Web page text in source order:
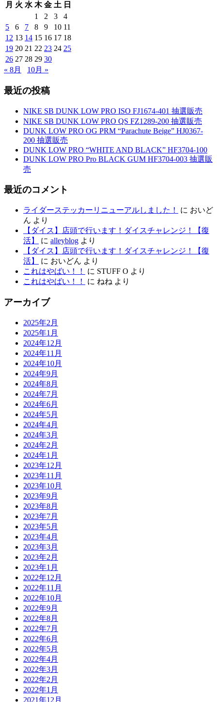
月 火 水 木 金 土 日
1
2 3
4
5
6 7 8 9 10 11
12 13 14 15 16 17 18
19 20 21 22 23 24 25
26 27 28 29 30
« 8月
10月 »
最近の投稿
NIKE SB DUNK LOW PRO ISO FJ1674-401 抽選販売
NIKE SB DUNK LOW PRO QS FZ1289-200 抽選販売
DUNK LOW PRO OG PRM “Parachute Beige” HJ0367-
200 抽選販売
DUNK LOW PRO “WHITE AND BLACK” HF3704-100
DUNK LOW PRO Pro BLACK GUM HF3704-003 抽選販
売
最近のコメント
ライダーステッカーリニューアルしました！ に おいど
ん より
【ダイス】店頭で行います！ダイスチャレンジ！【復
活】
に alleyblog より
【ダイス】店頭で行います！ダイスチャレンジ！【復
活】
に おいどん より
これはやばい！！
に STUFF O より
これはやばい！！
に ねね より
アーカイブ
2025年2月
2025年1月
2024年12月
2024年11月
2024年10月
2024年9月
2024年8月
2024年7月
2024年6月
2024年5月
2024年4月
2024年3月
2024年2月
2024年1月
2023年12月
2023年11月
2023年10月
2023年9月
2023年8月
2023年7月
2023年5月
2023年4月
2023年3月
2023年2月
2023年1月
2022年12月
2022年11月
2022年10月
2022年9月
2022年8月
2022年7月
2022年6月
2022年5月
2022年4月
2022年3月
2022年2月
2022年1月
2021年12月